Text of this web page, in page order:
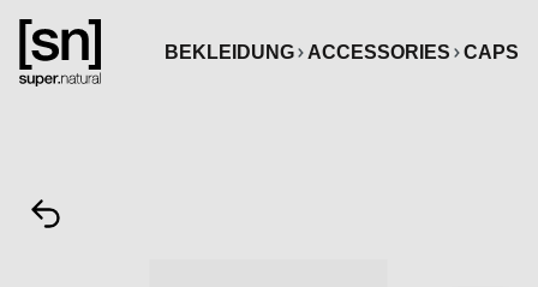
springen
BEKLEIDUNG
ACCESSORIES CAPS